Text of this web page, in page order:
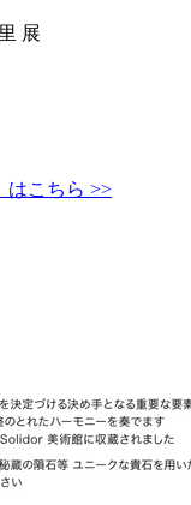
展
はこちら >>